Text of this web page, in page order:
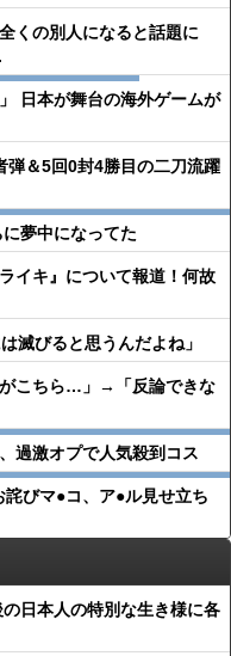
くの別人になると話題に
日本が舞台の海外ゲームが
弾＆5回0封4勝目の二刀流躍
夢中になってた
イキ』について報道！何故
滅びると思うんだよね」
こちら…」→「反論できな
過激オプで人気殺到コス
詫びマ●︎コ、ア●︎ル見せ立ち
日本人の特別な生き様に各